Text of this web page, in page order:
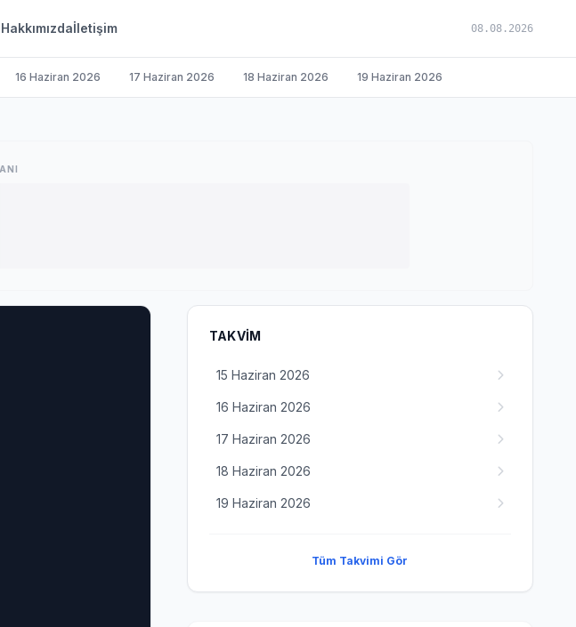
Hakkımızdaİletişim 08.08.2026
16 Haziran 2026 17 Haziran 2026 18 Haziran 2026 19 Haziran 2026
TAKVIM
15 Haziran 2026
16 Haziran 2026
17 Haziran 2026
18 Haziran 2026
19 Haziran 2026
Tüm Takvimi Gör